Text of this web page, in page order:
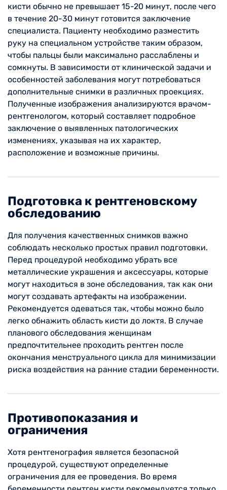
кисти обычно не превышает 15-20 минут, после чего
в течение 20-30 минут готовится заключение
специалиста. Пациенту необходимо разместить
руку на специальном устройстве таким образом,
чтобы пальцы были максимально расслаблены и
сомкнуты. В зависимости от клинической задачи и
особенностей заболевания могут потребоваться
дополнительные снимки в различных проекциях.
Полученные изображения анализируются врачом-
рентгенологом, который составляет подробное
заключение о выявленных патологических
изменениях, указывая на их характер,
расположение и возможные причины.
Подготовка к рентгеновскому
обследованию
Для получения качественных снимков важно
соблюдать несколько простых правил подготовки.
Перед процедурой необходимо убрать все
металлические украшения и аксессуары, которые
могут находиться в зоне обследования, так как они
могут создавать артефакты на изображении.
Рекомендуется одеваться так, чтобы можно было
легко обнажить область кисти до локтя. В случае
планового обследования женщинам
предпочтительнее проходить рентген после
окончания менструального цикла для минимизации
риска воздействия на ранние стадии беременности.
Противопоказания и
ограничения
Хотя рентгенография является безопасной
процедурой, существуют определенные
ограничения для ее проведения. Во время